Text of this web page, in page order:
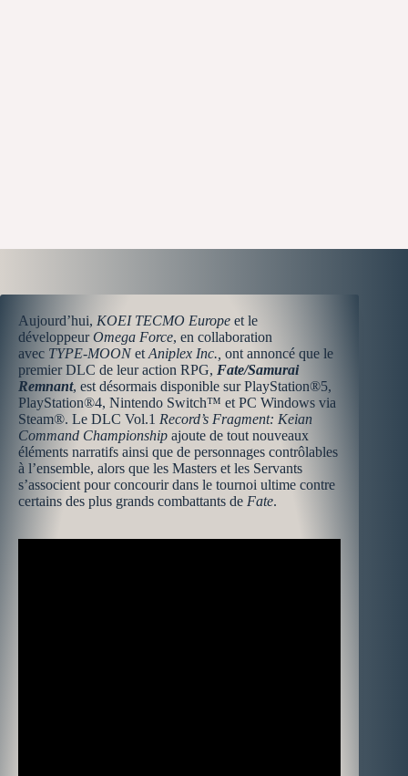
Aujourd’hui, KOEI TECMO Europe et le
développeurOmega Force, en collaboration
avec TYPE-MOONet Aniplex Inc., ont annoncé que le
premier DLC de leur action RPG, Fate/Samurai
Remnant, est désormais disponible sur PlayStation®5,
PlayStation®4, Nintendo Switch™ et PC Windows via
Steam®. Le DLC Vol.1 Record’s Fragment: Keian
Command Championship ajoute de tout nouveaux
éléments narratifs ainsi que de personnages contrôlables
à l’ensemble, alors que les Masters et les Servants
s’associent pour concourir dans le tournoi ultime contre
certains des plus grands combattants de Fate.